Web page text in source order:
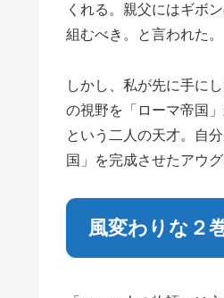
くれる。親父にはギボ
組むべき。と言われた。
しかし、私が先に手に
の視野を「ローマ帝国
という二人の天才。自
国」を完成させたアウ
風変わりな２